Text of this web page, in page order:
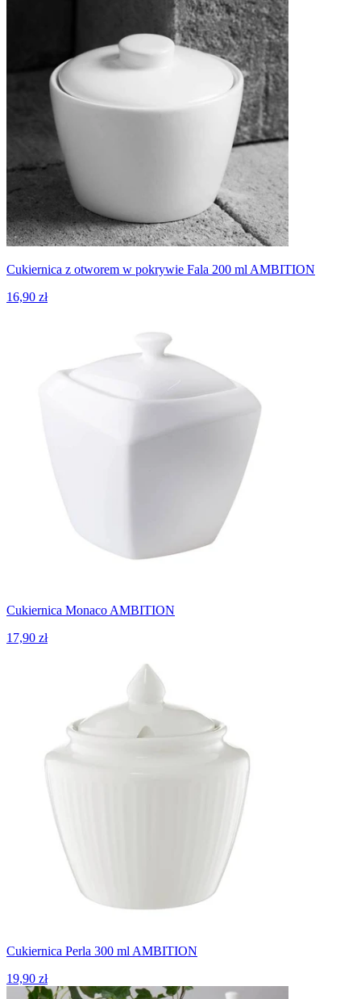
Cukiernica z otworem w pokrywie Fala 200 ml AMBITION
16,90 zł
Cukiernica Monaco AMBITION
17,90 zł
Cukiernica Perla 300 ml AMBITION
19,90 zł